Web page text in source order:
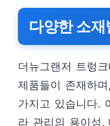
다양한 소
더뉴그랜저 트렁
제품들이 존재하
가지고 있습니다.
라 관리의 용이성,